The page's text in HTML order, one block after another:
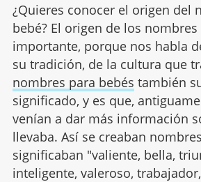
¿Quieres conocer el origen del
bebé? El origen de los
importante, porque nos habla
su tradición, de la cultura que
nombres para bebés también
significado, y es que,
venían a dar más información
llevaba. Así se creaban
significaban "valiente, bella,
inteligente, valeroso,